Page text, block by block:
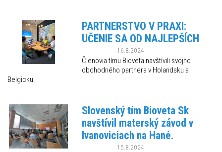
PARTNERSTVO V PRAXI:
UČENIE SA OD NAJLEPŠÍCH
16.8.2024
Členovia tímu Bioveta navštívili svojho
obchodného partnera v Holandsku a
Belgicku.
Slovenský tím Bioveta Sk
navštívil materský závod v
Ivanoviciach na Hané.
15.8.2024